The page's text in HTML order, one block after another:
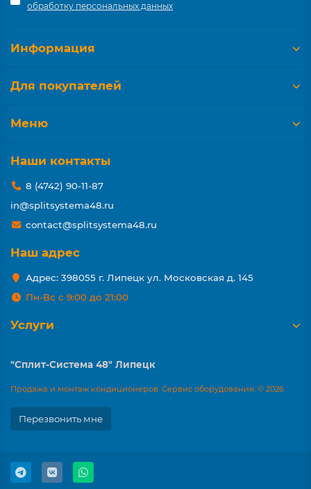
обработку персональных данных
Информация
Для покупателей
Меню
Наши контакты
8 (4742) 90-11-87
in@splitsystema48.ru
contact@splitsystema48.ru
Наш адрес
Адрес: 398055 г. Липецк ул. Московская д. 145
Пн-Вс с 9:00 до 21:00
Услуги
"Сплит-Система 48" Липецк
Продажа и монтаж кондиционеров. Сервис оборудования. © 2026
Перезвонить мне